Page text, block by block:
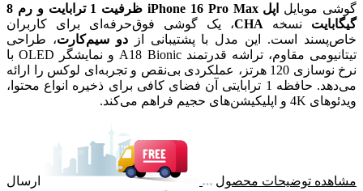
گوشی موبایل
اپل iPhone 16 Pro Max ظرفیت 1 ترابایت و رم 8
گیگابایت نسخه CHA، یک گوشی فوق‌حرفه‌ای برای کاربران
خاص‌پسند است. این مدل با پشتیبانی ازدو سیم‌کارت، طراحی
تیتانیومی مقاوم، تراشه قدرتمند A18 Bionic و نمایشگر OLED با
نرخ نوسازی 120 هرتز، عملکردی بی‌نقص و تجربه‌ای لوکس را ارائه
می‌دهد. حافظه 1 ترابایتی آن فضای کافی برای ذخیره انواع محتوا،
ویدئوهای 4K و اپلیکیشن‌های حجیم فراهم می‌کند.
مشاهده توضیحات محصول
ارسال